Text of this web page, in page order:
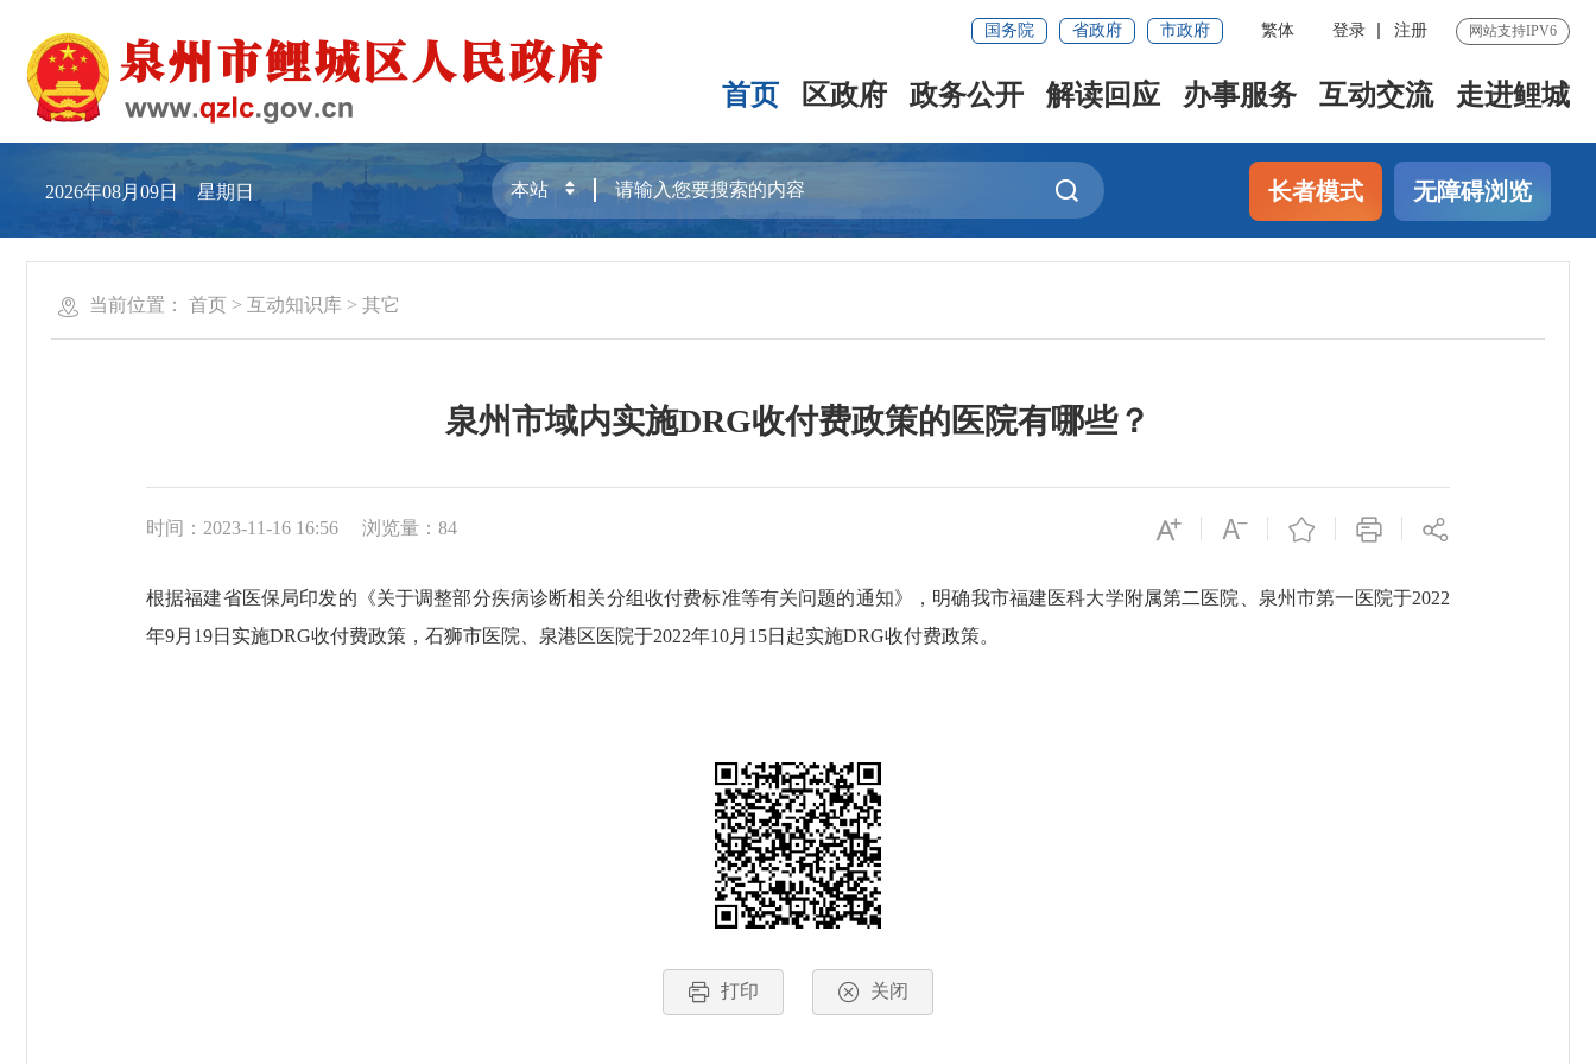
国务院 省政府 市政府 繁体 登录 注册 网站支持IPV6
首页 区政府 政务公开 解读回应 办事服务 互动交流 走进鲤城
2026年08月09日 星期日 长者模式 无障碍浏览
当前位置： 首页 > 互动知识库 > 其它
泉州市域内实施DRG收付费政策的医院有哪些？
时间：2023-11-16 16:56 浏览量： 84
根据福建省医保局印发的《关于调整部分疾病诊断相关分组收付费标准等有关问题的通知》，明确我市福建医科大学附属第二医院、泉州市第一医院于2022
年9月19日实施DRG收付费政策，石狮市医院、泉港区医院于2022年10月15日起实施DRG收付费政策。
打印 关闭